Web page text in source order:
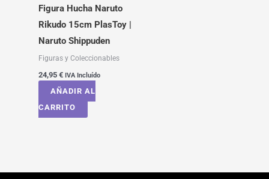
Figura Hucha Naruto
Rikudo 15cm PlasToy |
Naruto Shippuden
Figuras y Coleccionables
24,95 € IVA Incluído
AÑADIR AL
CARRITO